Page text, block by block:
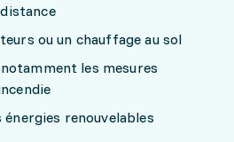
ou un chauffage au sol
les mesures
renouvelables